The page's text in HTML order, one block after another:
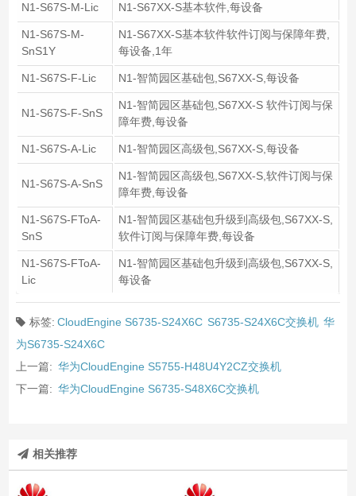
N1-S67S-M-Lic N1-S67XX-S基本软件,每设备
N1-S67S-M-
SnS1Y
N1-S67XX-S基本软件软件订阅与保障年费,
每设备,1年
N1-S67S-F-Lic N1-智简园区基础包,S67XX-S,每设备
N1-S67S-F-SnS
N1-智简园区基础包,S67XX-S 软件订阅与保
障年费,每设备
N1-S67S-A-Lic N1-智简园区高级包,S67XX-S,每设备
N1-S67S-A-SnS
N1-智简园区高级包,S67XX-S,软件订阅与保
障年费,每设备
N1-S67S-FToA-
SnS
N1-智简园区基础包升级到高级包,S67XX-S,
软件订阅与保障年费,每设备
N1-S67S-FToA-
Lic
N1-智简园区基础包升级到高级包,S67XX-S,
每设备
标签: CloudEngine S6735-S24X6C S6735-S24X6C交换机 华
为S6735-S24X6C
上一篇: 华为CloudEngine S5755-H48U4Y2CZ交换机
下一篇: 华为CloudEngine S6735-S48X6C交换机
相关推荐